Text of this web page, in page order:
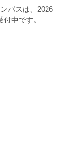
パスは、2026
中です。